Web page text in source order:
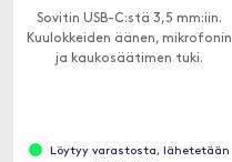
Sovitin USB-C:stä 3,5 mm:iin.
Kuulokkeiden äänen, mikrofonin
ja kaukosäätimen tuki.
Löytyy varastosta, lähetetään